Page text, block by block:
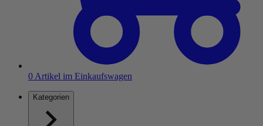
0 Artikel im Einkaufswagen
Kategorien